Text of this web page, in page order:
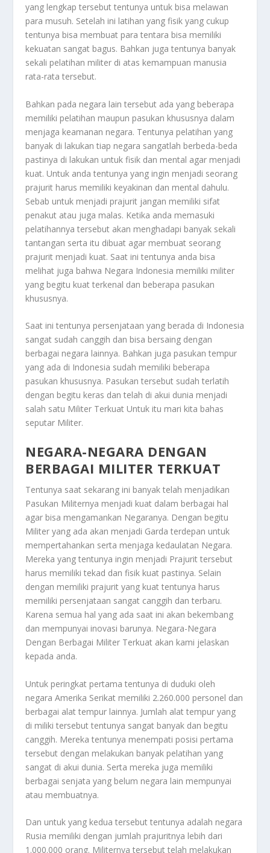
yang lengkap tersebut tentunya untuk bisa melawan
para musuh. Setelah ini latihan yang fisik yang cukup
tentunya bisa membuat para tentara bisa memiliki
kekuatan sangat bagus. Bahkan juga tentunya banyak
sekali pelatihan militer di atas kemampuan manusia
rata-rata tersebut.
Bahkan pada negara lain tersebut ada yang beberapa
memiliki pelatihan maupun pasukan khususnya dalam
menjaga keamanan negara. Tentunya pelatihan yang
banyak di lakukan tiap negara sangatlah berbeda-beda
pastinya di lakukan untuk fisik dan mental agar menjadi
kuat. Untuk anda tentunya yang ingin menjadi seorang
prajurit harus memiliki keyakinan dan mental dahulu.
Sebab untuk menjadi prajurit jangan memiliki sifat
penakut atau juga malas. Ketika anda memasuki
pelatihannya tersebut akan menghadapi banyak sekali
tantangan serta itu dibuat agar membuat seorang
prajurit menjadi kuat. Saat ini tentunya anda bisa
melihat juga bahwa Negara Indonesia memiliki militer
yang begitu kuat terkenal dan beberapa pasukan
khususnya.
Saat ini tentunya persenjataan yang berada di Indonesia
sangat sudah canggih dan bisa bersaing dengan
berbagai negara lainnya. Bahkan juga pasukan tempur
yang ada di Indonesia sudah memiliki beberapa
pasukan khususnya. Pasukan tersebut sudah terlatih
dengan begitu keras dan telah di akui dunia menjadi
salah satu Militer Terkuat Untuk itu mari kita bahas
seputar Militer.
NEGARA-NEGARA DENGAN
BERBAGAI MILITER TERKUAT
Tentunya saat sekarang ini banyak telah menjadikan
Pasukan Militernya menjadi kuat dalam berbagai hal
agar bisa mengamankan Negaranya. Dengan begitu
Militer yang ada akan menjadi Garda terdepan untuk
mempertahankan serta menjaga kedaulatan Negara.
Mereka yang tentunya ingin menjadi Prajurit tersebut
harus memiliki tekad dan fisik kuat pastinya. Selain
dengan memiliki prajurit yang kuat tentunya harus
memiliki persenjataan sangat canggih dan terbaru.
Karena semua hal yang ada saat ini akan bekembang
dan mempunyai inovasi barunya. Negara-Negara
Dengan Berbagai Militer Terkuat akan kami jelaskan
kepada anda.
Untuk peringkat pertama tentunya di duduki oleh
negara Amerika Serikat memiliki 2.260.000 personel dan
berbagai alat tempur lainnya. Jumlah alat tempur yang
di miliki tersebut tentunya sangat banyak dan begitu
canggih. Mereka tentunya menempati posisi pertama
tersebut dengan melakukan banyak pelatihan yang
sangat di akui dunia. Serta mereka juga memiliki
berbagai senjata yang belum negara lain mempunyai
atau membuatnya.
Dan untuk yang kedua tersebut tentunya adalah negara
Rusia memiliki dengan jumlah prajuritnya lebih dari
1.000.000 orang. Militernya tersebut telah melakukan